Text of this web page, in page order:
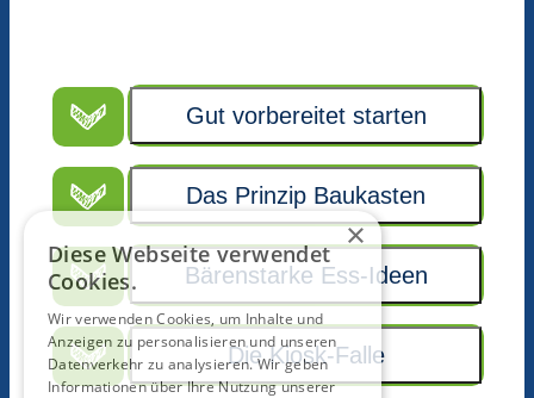
Gut vorbereitet starten
Das Prinzip Baukasten
Bärenstarke Ess-Ideen
Die Kiosk-Falle
×
Diese Webseite verwendet
Cookies.
Wir verwenden Cookies, um Inhalte und
Anzeigen zu personalisieren und unseren
Datenverkehr zu analysieren. Wir geben
Informationen über Ihre Nutzung unserer